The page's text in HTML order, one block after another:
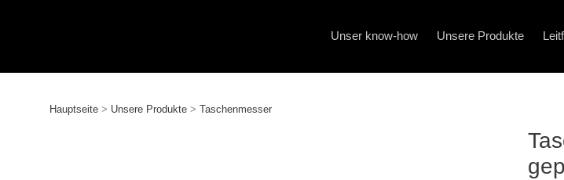
Unser know-how Unsere Produkte
Hauptseite > Unsere Produkte > Taschen­messer